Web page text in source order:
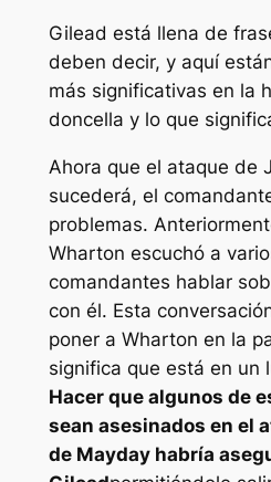
Gilead está llena de
deben decir, y aquí
más significativas en la
doncella y lo que
Ahora que el ataque de
sucederá, el
problemas.
Wharton escuchó a
comandantes hablar
con él. Esta
poner a Wharton en la
significa que está en un
Hacer que algunos de
sean asesinados en el
de Mayday habría